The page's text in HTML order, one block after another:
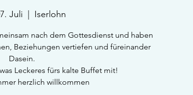
Juli Iserlohn
nach dem Gottesdienst und haben
Beziehungen vertiefen und füreinander
Dasein.
Leckeres fürs kalte Buffet mit!
herzlich willkommen